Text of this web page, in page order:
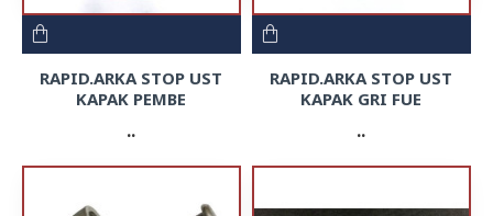
RAPID.ARKA STOP UST
KAPAK PEMBE
..
RAPID.ARKA STOP UST
KAPAK GRI FUE
..